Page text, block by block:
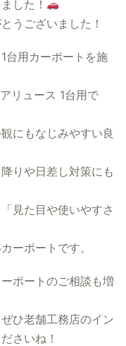
した！
うございました！
台用カーポートを施
リュース 1台用で
にもなじみやすい良
りや日差し対策にも
見た目や使いやすさ
ーポートです。
ポートのご相談も増
ひ老舗工務店のイン
さいね！